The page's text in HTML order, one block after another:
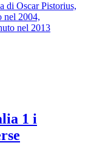
di Oscar Pistorius,
nel 2004,
nel 2013
1 i